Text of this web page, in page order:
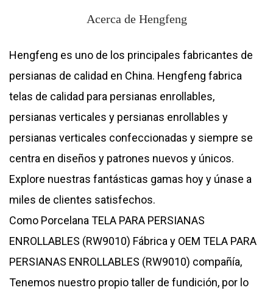
Acerca de Hengfeng
Hengfeng es uno de los principales fabricantes de
persianas de calidad en China. Hengfeng fabrica
telas de calidad para persianas enrollables,
persianas verticales y persianas enrollables y
persianas verticales confeccionadas y siempre se
centra en diseños y patrones nuevos y únicos.
Explore nuestras fantásticas gamas hoy y únase a
miles de clientes satisfechos.
Como Porcelana TELA PARA PERSIANAS
ENROLLABLES (RW9010) Fábrica y OEM TELA PARA
PERSIANAS ENROLLABLES (RW9010) compañía,
Tenemos nuestro propio taller de fundición, por lo